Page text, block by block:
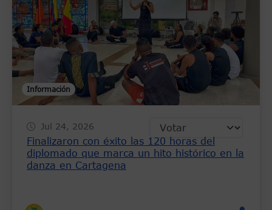
Información
Jul 24, 2026
Finalizaron con éxito las 120 horas del
diplomado que marca un hito histórico en la
danza en Cartagena